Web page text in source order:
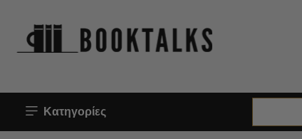
Κατηγορίες